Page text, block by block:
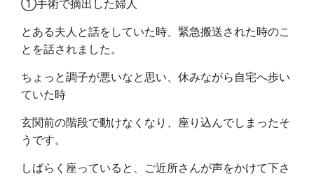
①手術で摘出した婦人
とある夫人と話をしていた時、緊急搬送された時のこ
とを話されました。
ちょっと調子が悪いなと思い、休みながら自宅へ歩い
ていた時
玄関前の階段で動けなくなり、座り込んでしまったそ
うです。
しばらく座っていると、ご近所さんが声をかけて下さ